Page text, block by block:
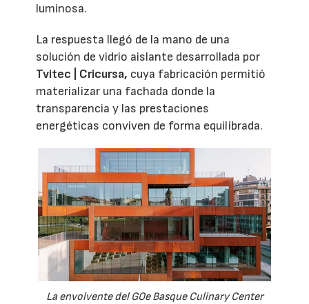
luminosa.
La respuesta llegó de la mano de una
solución de vidrio aislante desarrollada por
Tvitec | Cricursa, cuya fabricación permitió
materializar una fachada donde la
transparencia y las prestaciones
energéticas conviven de forma equilibrada.
La envolvente del GOe Basque Culinary Center